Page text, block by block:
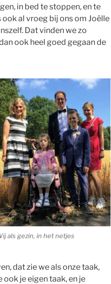
in bed te stoppen, en te
ook al vroeg bij ons om Joëlle
Dat vinden we zo
ook heel goed gegaan de
als gezin, in het netjes
dat zie we als onze taak,
je eigen taak, en je